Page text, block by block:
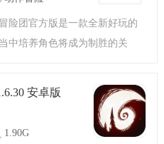
险团官方版是一款全新好玩的
中培养角色将成为制胜的关
感兴趣的玩家快来本站下载
安卓版
1.90G